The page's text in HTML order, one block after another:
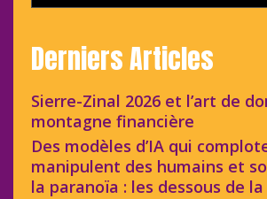
Derniers Articles
Sierre-Zinal 2026 et l’art de
montagne financière
Des modèles d’IA qui
manipulent des humains et
la paranoïa : les dessous de